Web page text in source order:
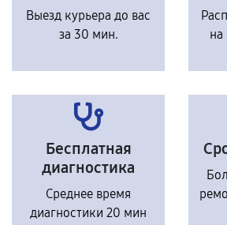
Выезд курьера до вас
за 30 мин.
на
Бесплатная
диагностика
Среднее время
диагностики 20 мин